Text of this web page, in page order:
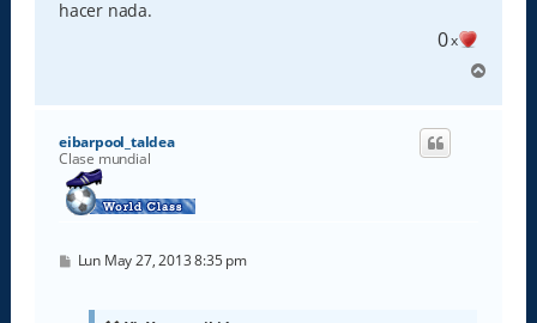
hacer nada.
0x
r
eibarpool_taldea
Clase mundial
M
Lun May 27, 2013 8:35 pm